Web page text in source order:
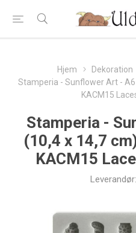
Hjem Dekoration
Stamperia - Sunflower Art -
KACM15
Stamperia -
(10,4 x 14,7
KACM15
Leverandør: